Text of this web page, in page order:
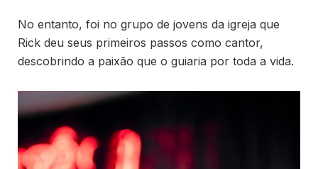
No entanto, foi no grupo de jovens da igreja que
Rick deu seus primeiros passos como cantor,
descobrindo a paixão que o guiaria por toda a vida.